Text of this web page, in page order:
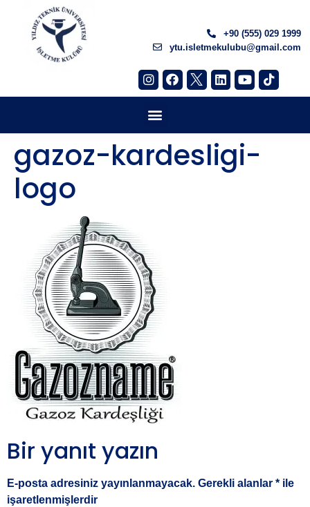
+90 (555) 029 1999
ytu.isletmekulubu@gmail.com
gazoz-kardesligi-
logo
Bir yanıt yazın
E-posta adresiniz yayınlanmayacak. Gerekli alanlar * ile
işaretlenmişlerdir